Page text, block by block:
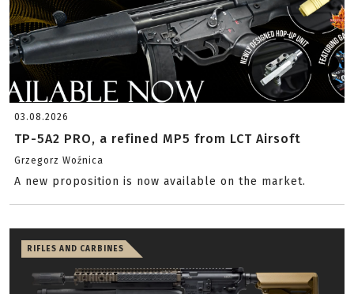
03.08.2026
TP-5A2 PRO, a refined MP5 from LCT Airsoft
Grzegorz Woźnica
A new proposition is now available on the market.
RIFLES AND CARBINES